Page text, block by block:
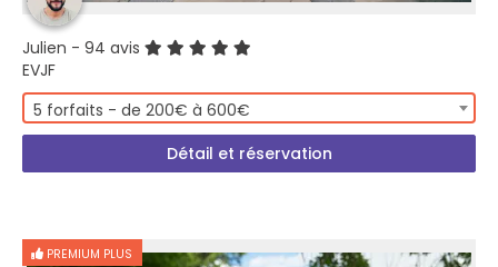
Julien - 94 avis
EVJF
5 forfaits - de 200€ à 600€
Détail et réservation
PREMIUM PLUS